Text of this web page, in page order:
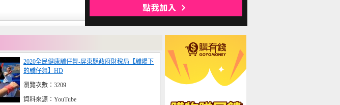
2020全民健康驕仔舞-屏東縣政府財稅局【驕陽下
的驕仔舞】HD
瀏覽次數：3209
資料來源：YouTube